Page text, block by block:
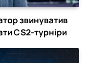
звинуватив
CS2-турніри